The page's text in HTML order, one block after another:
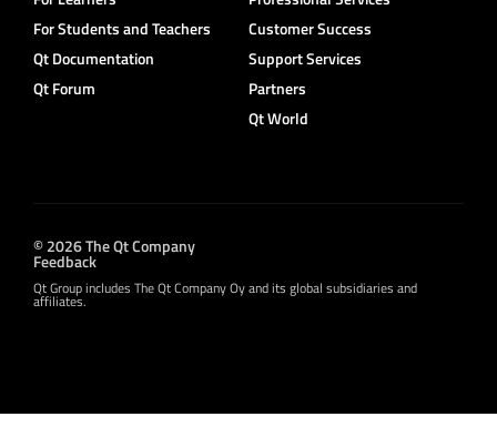
For Students and Teachers
Qt Documentation
Qt Forum
Customer Success
Support Services
Partners
Qt World
© 2026 The Qt Company
Feedback
Qt Group includes The Qt Company Oy and its global subsidiaries and
affiliates.